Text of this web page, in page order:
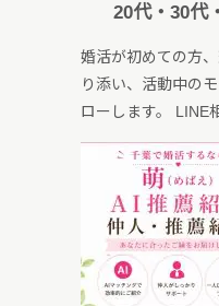
20代・30代
婚活が初めての方
り添い、活動中の
ローします。 LINE